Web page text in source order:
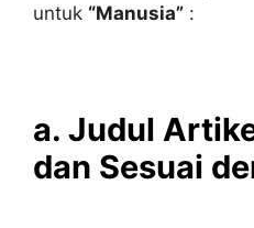
untuk “Manusia” :
a. Judul
dan Sesuai